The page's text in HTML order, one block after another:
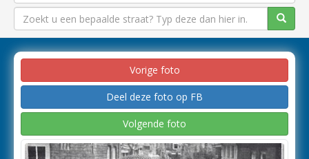
Vorige foto
Deel deze foto op FB
Volgende foto